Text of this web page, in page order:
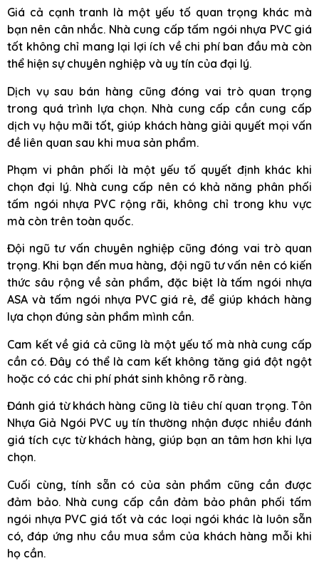
Giá cả cạnh tranh là một yếu tố quan trọng khác mà
bạn nên cân nhắc. Nhà cung cấp tấm ngói nhựa PVC giá
tốt không chỉ mang lại lợi ích về chi phí ban đầu mà còn
thể hiện sự chuyên nghiệp và uy tín của đại lý.
Dịch vụ sau bán hàng cũng đóng vai trò quan trọng
trong quá trình lựa chọn. Nhà cung cấp cần cung cấp
dịch vụ hậu mãi tốt, giúp khách hàng giải quyết mọi vấn
đề liên quan sau khi mua sản phẩm.
Phạm vi phân phối là một yếu tố quyết định khác khi
chọn đại lý. Nhà cung cấp nên có khả năng phân phối
tấm ngói nhựa PVC rộng rãi, không chỉ trong khu vực
mà còn trên toàn quốc.
Đội ngũ tư vấn chuyên nghiệp cũng đóng vai trò quan
trọng. Khi bạn đến mua hàng, đội ngũ tư vấn nên có kiến
thức sâu rộng về sản phẩm, đặc biệt là tấm ngói nhựa
ASA và tấm ngói nhựa PVC giá rẻ, để giúp khách hàng
lựa chọn đúng sản phẩm mình cần.
Cam kết về giá cả cũng là một yếu tố mà nhà cung cấp
cần có. Đây có thể là cam kết không tăng giá đột ngột
hoặc có các chi phí phát sinh không rõ ràng.
Đánh giá từ khách hàng cũng là tiêu chí quan trọng. Tôn
Nhựa Giả Ngói PVC uy tín thường nhận được nhiều đánh
giá tích cực từ khách hàng, giúp bạn an tâm hơn khi lựa
chọn.
Cuối cùng, tính sẵn có của sản phẩm cũng cần được
đảm bảo. Nhà cung cấp cần đảm bảo phân phối tấm
ngói nhựa PVC giá tốt và các loại ngói khác là luôn sẵn
có, đáp ứng nhu cầu mua sắm của khách hàng mỗi khi
họ cần.